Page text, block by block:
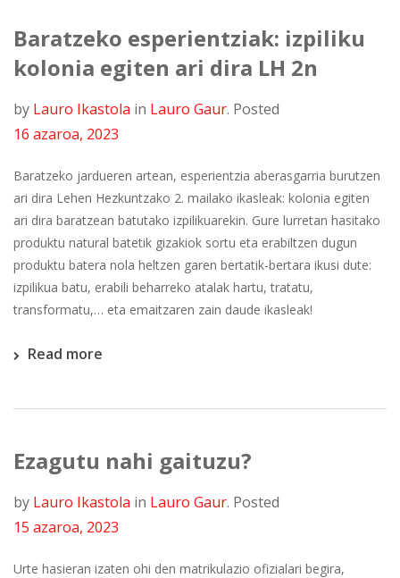
Baratzeko esperientziak: izpiliku
kolonia egiten ari dira LH 2n
by Lauro Ikastola in Lauro Gaur. Posted
16 azaroa, 2023
Baratzeko jardueren artean, esperientzia aberasgarria burutzen
ari dira Lehen Hezkuntzako 2. mailako ikasleak: kolonia egiten
ari dira baratzean batutako izpilikuarekin. Gure lurretan hasitako
produktu natural batetik gizakiok sortu eta erabiltzen dugun
produktu batera nola heltzen garen bertatik-bertara ikusi dute:
izpilikua batu, erabili beharreko atalak hartu, tratatu,
transformatu,… eta emaitzaren zain daude ikasleak!
Read more
Ezagutu nahi gaituzu?
by Lauro Ikastola in Lauro Gaur. Posted
15 azaroa, 2023
Urte hasieran izaten ohi den matrikulazio ofizialari begira,